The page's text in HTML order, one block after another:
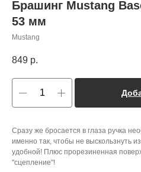
Брашинг Mustang
53 мм
Mustang
849 р.
Сразу же бросается в глаза ручка
именно так, чтобы не выскользнуть
удобной! Плюс прорезиненная
"сцепление"!